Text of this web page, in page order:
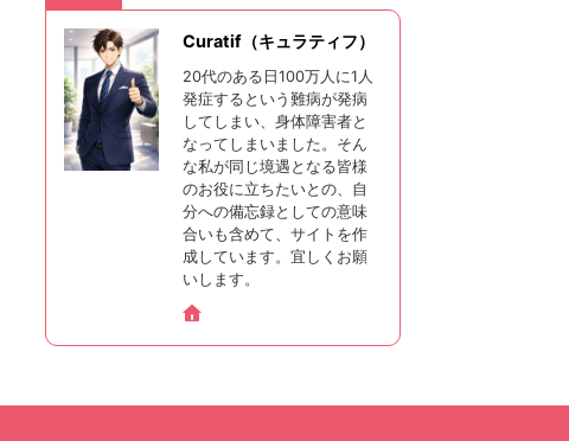
Curatif（キュラティフ）
20代のある日100万人に1人
発症するという難病が発病
してしまい、身体障害者と
なってしまいました。そん
な私が同じ境遇となる皆様
のお役に立ちたいとの、自
分への備忘録としての意味
合いも含めて、サイトを作
成しています。宜しくお願
いします。